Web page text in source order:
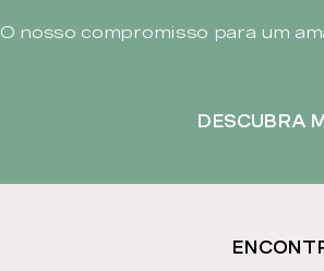
O nosso compromisso para um
DESCUBRA